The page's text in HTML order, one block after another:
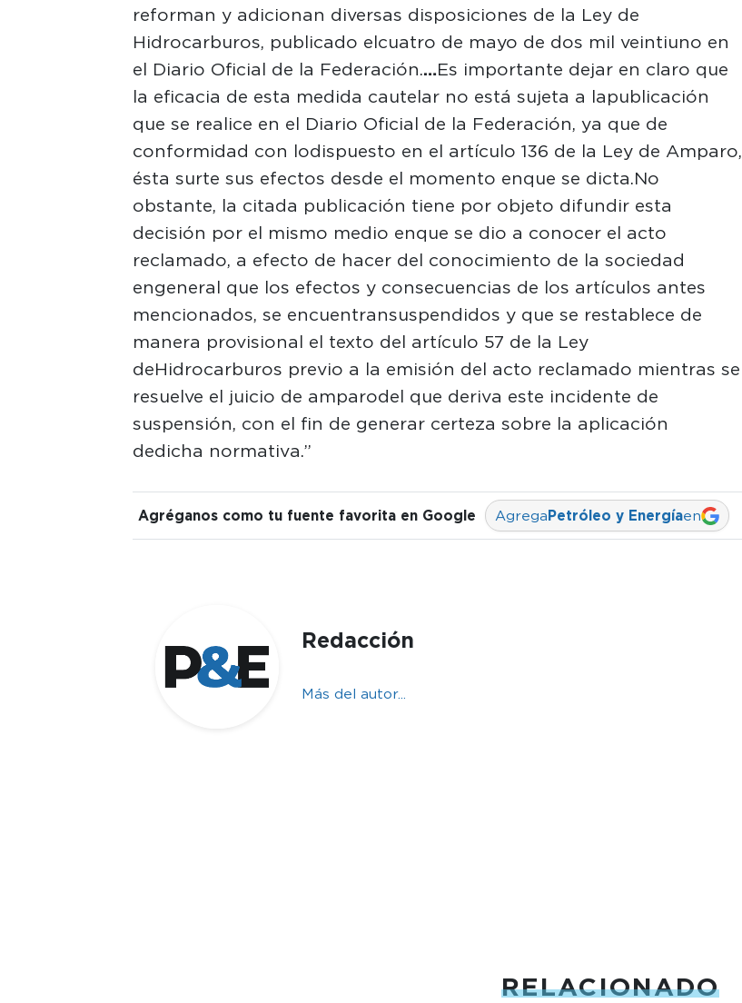
reforman y adicionan diversas disposiciones de la Ley de
Hidrocarburos, publicado el cuatro de mayo de dos mil veintiuno en
el Diario Oficial de la Federación.…Es importante dejar en claro que
la eficacia de esta medida cautelar no está sujeta a la publicación
que se realice en el Diario Oficial de la Federación, ya que de
conformidad con lo dispuesto en el artículo 136 de la Ley de Amparo,
ésta surte sus efectos desde el momento en que se dicta.No
obstante, la citada publicación tiene por objeto difundir esta
decisión por el mismo medio en que se dio a conocer el acto
reclamado, a efecto de hacer del conocimiento de la sociedad
en general que los efectos y consecuencias de los artículos antes
mencionados, se encuentran suspendidos y que se restablece de
manera provisional el texto del artículo 57 de la Ley
de Hidrocarburos previo a la emisión del acto reclamado mientras se
resuelve el juicio de amparo del que deriva este incidente de
suspensión, con el fin de generar certeza sobre la aplicación
de dicha normativa.”
Agréganos como tu fuente favorita en Google Agrega Petróleo y Energíaen
Redacción
Más del autor...
RELACIONADO